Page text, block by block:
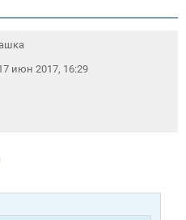
июн 2017, 16:29